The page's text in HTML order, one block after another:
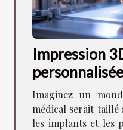
Impression
technologie
soins de
Imaginez un
médical serait taillé
les implants et les